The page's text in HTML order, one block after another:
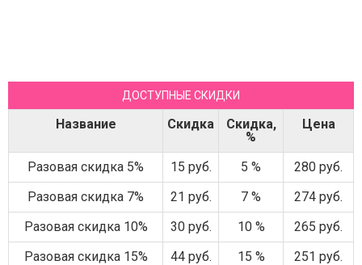
ДОСТУПНЫЕ СКИДКИ
Название Скидка
Скидка,
%
Цена
Разовая скидка 5% 15 руб. 5 %
280 руб.
Разовая скидка 7%
21 руб. 7 %
274 руб.
Разовая скидка 10%
30 руб. 10 %
265 руб.
Разовая скидка 15%
44 руб. 15 %
251 руб.